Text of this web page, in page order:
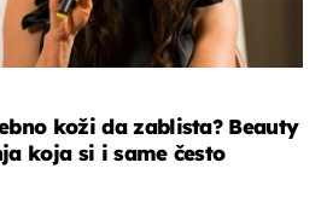
koži da zablista? Beauty
koja si i same često